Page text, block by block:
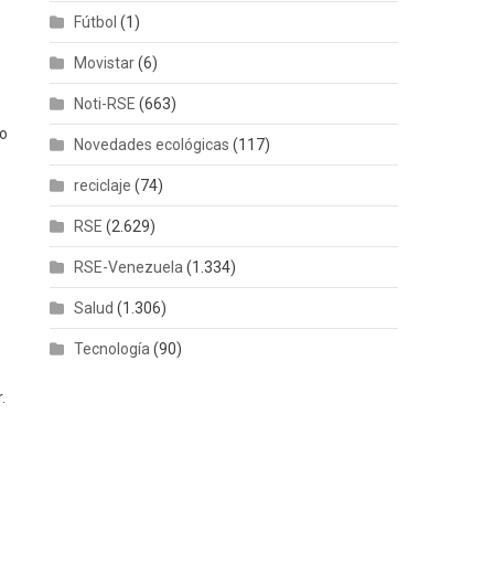
Fútbol (1)
Movistar(6)
Noti-RSE (663)
Novedades ecológicas (117)
reciclaje (74)
RSE (2.629)
RSE-Venezuela (1.334)
Salud (1.306)
Tecnología (90)